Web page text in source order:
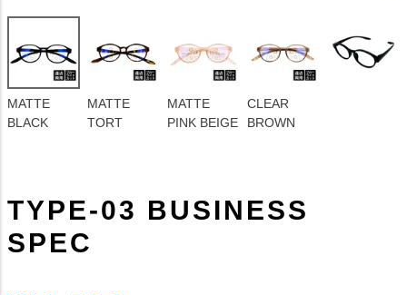
MATTE
BLACK
MATTE
TORT
MATTE
PINK BEIGE
CLEAR
BROWN
TYPE-03 BUSINESS
SPEC